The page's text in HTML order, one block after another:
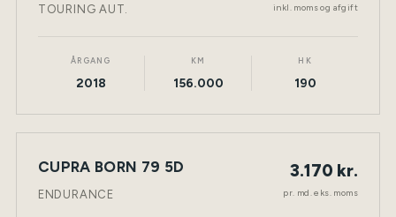
TOURING AUT. inkl. moms og afgift
ÅRGANG
2018
KM
156.000
HK
190
LEASING NY BIL TØNDER
CUPRA BORN 79 5D
ENDURANCE
3.170 kr.
pr. md. eks. moms